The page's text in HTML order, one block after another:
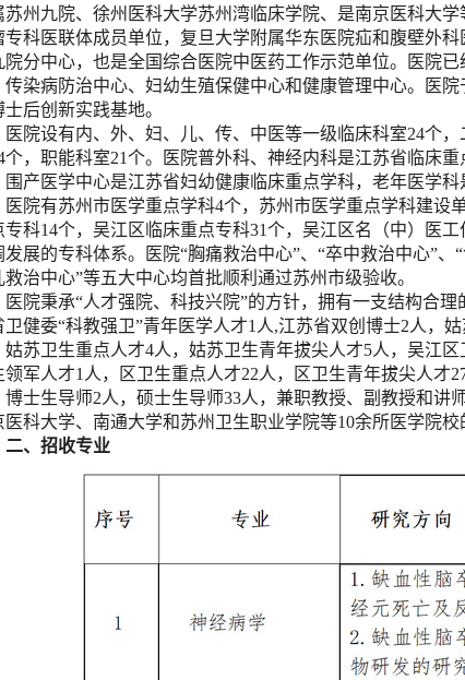
苏州九院、徐州医科大学苏州湾临床学院、是南京医科大
专科医联体成员单位，复旦大学附属华东医院疝和腹壁外
院分中心，也是全国综合医院中医药工作示范单位。医院
传染病防治中心、妇幼生殖保健中心和健康管理中心。医
士后创新实践基地。
医院设有内、外、妇、儿、传、中医等一级临床科室24个
个，职能科室21个。医院普外科、神经内科是江苏省临床
围产医学中心是江苏省妇幼健康临床重点学科，老年医学
医院有苏州市医学重点学科4个，苏州市医学重点学科建设
专科14个，吴江区临床重点专科31个，吴江区名（中）医
发展的专科体系。医院“胸痛救治中心”、“卒中救治中心”
救治中心”等五大中心均首批顺利通过苏州市级验收。
医院秉承“人才强院、科技兴院”的方针，拥有一支结构合
卫健委“科教强卫”青年医学人才1人,江苏省双创博士2人，
姑苏卫生重点人才4人，姑苏卫生青年拔尖人才5人，吴江
领军人才1人，区卫生重点人才22人，区卫生青年拔尖人才
博士生导师2人，硕士生导师33人，兼职教授、副教授和讲
医科大学、南通大学和苏州卫生职业学院等10余所医学院
二、招收专业